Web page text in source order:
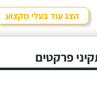
הצג עוד בעלי מקצוע
פרקטים